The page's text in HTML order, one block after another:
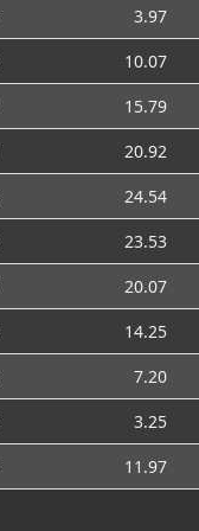
3.97
10.07
15.79
20.92
24.54
23.53
20.07
14.25
7.20
3.25
11.97